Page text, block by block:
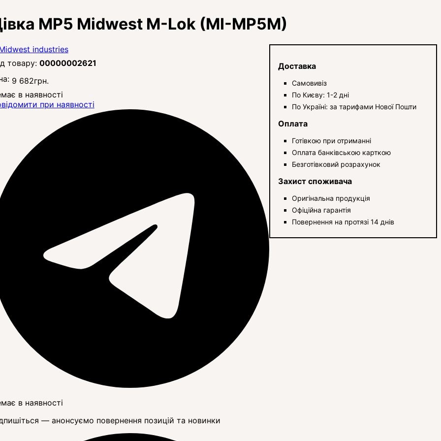
MP5 Midwest M-Lok (MI-MP5M)
00000002621
9 682грн.
в наявності
при наявності
в наявності
— анонсуємо повернення позицій та новинки
Доставка
Самовивіз
По Києву: 1-2 дні
По Україні: за тарифами Нової Пошти
Оплата
Готівкою при отриманні
Оплата банківською карткою
Безготівковий розрахунок
Захист споживача
Оригінальна продукція
Офіційна гарантія
Повернення на протязі 14 днів